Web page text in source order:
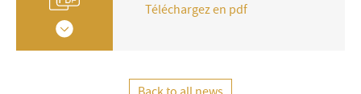
Téléchargez en pdf